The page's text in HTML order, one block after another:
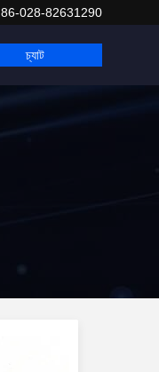
86-028-82631290
চ্যাট